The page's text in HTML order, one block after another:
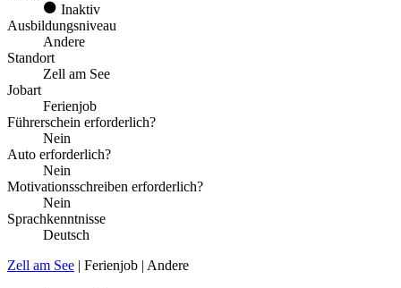
Inaktiv
Ausbildungsniveau
Andere
Standort
Zell am See
Jobart
Ferienjob
Führerschein erforderlich?
Nein
Auto erforderlich?
Nein
Motivationsschreiben erforderlich?
Nein
Sprachkenntnisse
Deutsch
Zell am See | Ferienjob | Andere